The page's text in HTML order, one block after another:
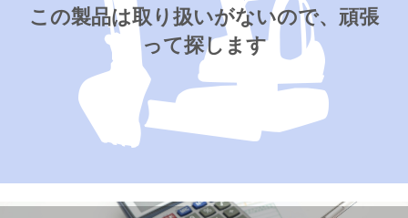
この製品は取り扱いがないので、頑張
って探します